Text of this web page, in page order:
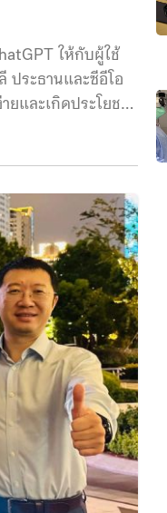
ให้กับผู้ใช้
ประธานและซีอีโอ
ยและเกิดประโยชน์